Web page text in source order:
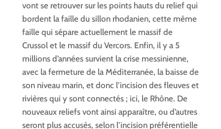
vont se retrouver sur les points hauts du relief qui
bordent la faille du sillon rhodanien, cette même
faille qui sépare actuellement le massif de
Crussol et le massif du Vercors. Enfin, il y a 5
millions d’années survient la crise messinienne,
avec la fermeture de la Méditerranée, la baisse de
son niveau marin, et donc l’incision des fleuves et
rivières qui y sont connectés ; ici, le Rhône. De
nouveaux reliefs vont ainsi apparaître, ou d’autres
seront plus accusés, selon l’incision préférentielle